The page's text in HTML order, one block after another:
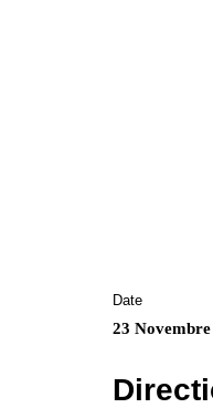
Date
23 Novembre